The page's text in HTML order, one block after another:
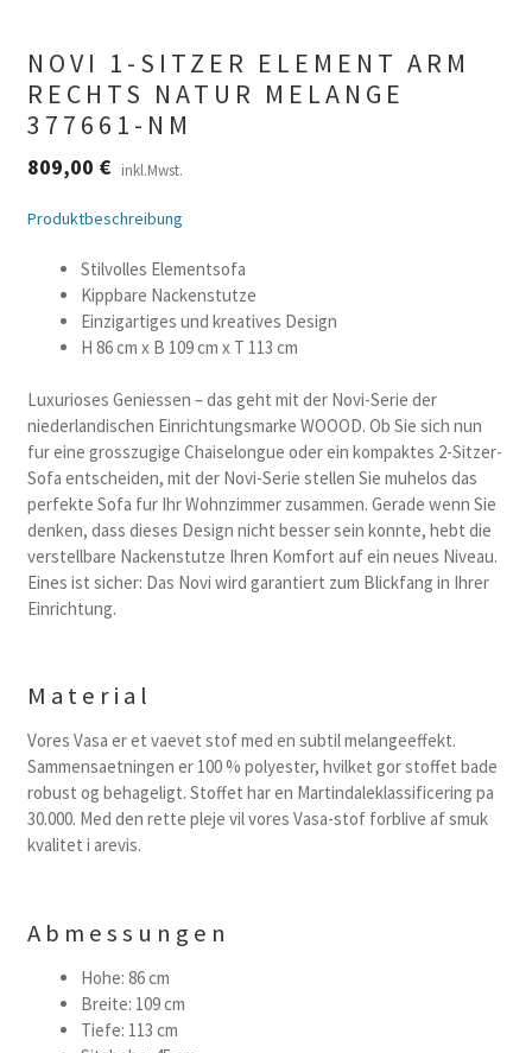
NOVI 1-SITZER ELEMENT ARM
RECHTS NATUR MELANGE
377661-NM
809,00 € inkl.Mwst.
Produktbeschreibung
Stilvolles Elementsofa
Kippbare Nackenstutze
Einzigartiges und kreatives Design
H 86 cm x B 109 cm x T 113 cm
Luxurioses Geniessen – das geht mit der Novi-Serie der
niederlandischen Einrichtungsmarke WOOOD. Ob Sie sich nun
fur eine grosszugige Chaiselongue oder ein kompaktes 2-Sitzer-
Sofa entscheiden, mit der Novi-Serie stellen Sie muhelos das
perfekte Sofa fur Ihr Wohnzimmer zusammen. Gerade wenn Sie
denken, dass dieses Design nicht besser sein konnte, hebt die
verstellbare Nackenstutze Ihren Komfort auf ein neues Niveau.
Eines ist sicher: Das Novi wird garantiert zum Blickfang in Ihrer
Einrichtung.
Material
Vores Vasa er et vaevet stof med en subtil melangeeffekt.
Sammensaetningen er 100 % polyester, hvilket gor stoffet bade
robust og behageligt. Stoffet har en Martindaleklassificering pa
30.000. Med den rette pleje vil vores Vasa-stof forblive af smuk
kvalitet i arevis.
Abmessungen
Hohe: 86 cm
Breite: 109 cm
Tiefe: 113 cm